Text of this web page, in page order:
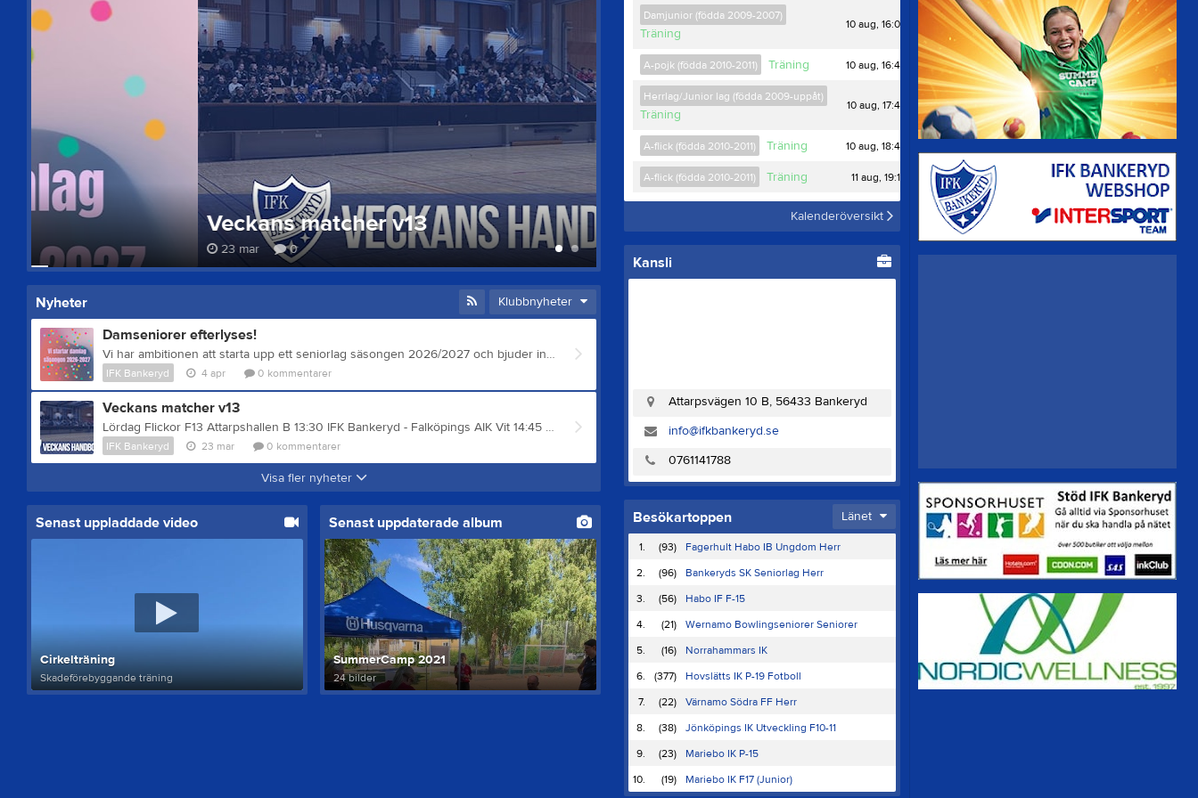
Damseniorer efterlyses!
4 apr 0
Veckans matcher v13
23 mar 0
Nyheter Klubbnyheter
Damseniorer efterlyses!
Vi har ambitionen att starta upp ett seniorlag säsongen 2026/2027 och bjuder in till spelarmöte i vår klubblokal (Attarpsvägen 10B, källaringång) mån 13 april kl 20. Vi informerar om kommande säsong och IFK Bankeryds vision för ett damlag. Anmäl dig via mail till johan@ifkbankeryd.se Vi bjuder på fika.
IFK Bankeryd 4 apr 0 kommentarer
Veckans matcher v13
Lördag Flickor F13 Attarpshallen B 13:30 IFK Bankeryd - Falköpings AIK Vit 14:45 Falköpings AIK Vit - Falköpings AIK Röd 16:00 IFK Bankeryd - Falköpings AIK Röd Flickor F14 Attarpshallen B 17:30 IFK Bankeryd 1 - GF Kroppskultur 1 Söndag Flickor F16 Attarpshallen A 15:00 IFK Bankeryd 1 - BK Heid Röd Pojkar P19 Attarpshallen A 17:00 IFK Bankeryd - HK Varberg
IFK Bankeryd 23 mar 0 kommentarer
Visa fler nyheter
Senast uppladdade video
Cirkelträning
Skadeförebyggande träning
Senast uppdaterade album
SummerCamp 2021
24 bilder
Damjunior (födda 2009-2007)
Träning
10 aug, 16:00
A-pojk (födda 2010-2011) Träning 10 aug, 16:45
Herrlag/Junior lag (födda 2009-uppåt)
Träning
10 aug, 17:45
A-flick (födda 2010-2011) Träning 10 aug, 18:45
A-flick (födda 2010-2011) Träning 11 aug, 19:15
Kalenderöversikt
Kansli
Attarpsvägen 10 B, 56433 Bankeryd
info@ifkbankeryd.se
0761141788
Besökartoppen Länet
1. (93)
Fagerhult Habo IB Ungdom Herr
2.
(96)
Bankeryds SK Seniorlag Herr
3.
(56)
Habo IF F-15
4.
(21)
Wernamo Bowlingseniorer Seniorer
5.
(16)
Norrahammars IK
6.
(377)
Hovslätts IK P-19 Fotboll
7.
(22)
Värnamo Södra FF Herr
8.
(38)
Jönköpings IK Utveckling F10-11
9.
(23)
Mariebo IK P-15
10.
(19) Mariebo IK F17 (Junior)